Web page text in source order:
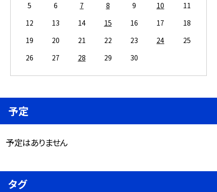
5
6 7 8 9 10
11
12
13 14 15 16 17
18
19
20 21 22 23 24
25
26
27 28 29 30
予定
予定はありません
タグ